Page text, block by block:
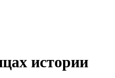
истории